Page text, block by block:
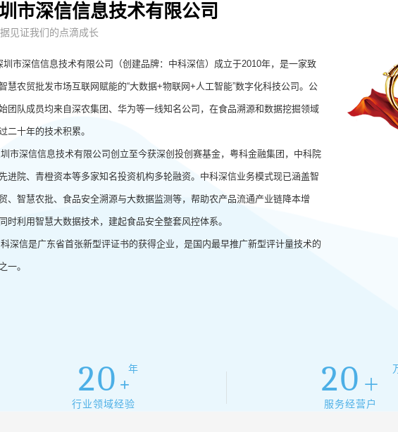
市深信信息技术有限公司
见证我们的点滴成长
深信信息技术有限公司（创建品牌：中科深信）成立于2010年，是一家致
慧农贸批发市场互联网赋能的“大数据+物联网+人工智能”数字化科技公司。公
团队成员均来自深农集团、华为等一线知名公司，在食品溯源和数据挖掘领域
二十年的技术积累。
深信信息技术有限公司创立至今获深创投创赛基金，粤科金融集团，中科院
进院、青橙资本等多家知名投资机构多轮融资。中科深信业务模式现已涵盖智
、智慧农批、食品安全溯源与大数据监测等，帮助农产品流通产业链降本增
时利用智慧大数据技术，建起食品安全整套风控体系。
信是广东省首张新型评证书的获得企业，是国内最早推广新型评计量技术的
一。
20 +
年
行业领域经验
20 ＋
服务经营户